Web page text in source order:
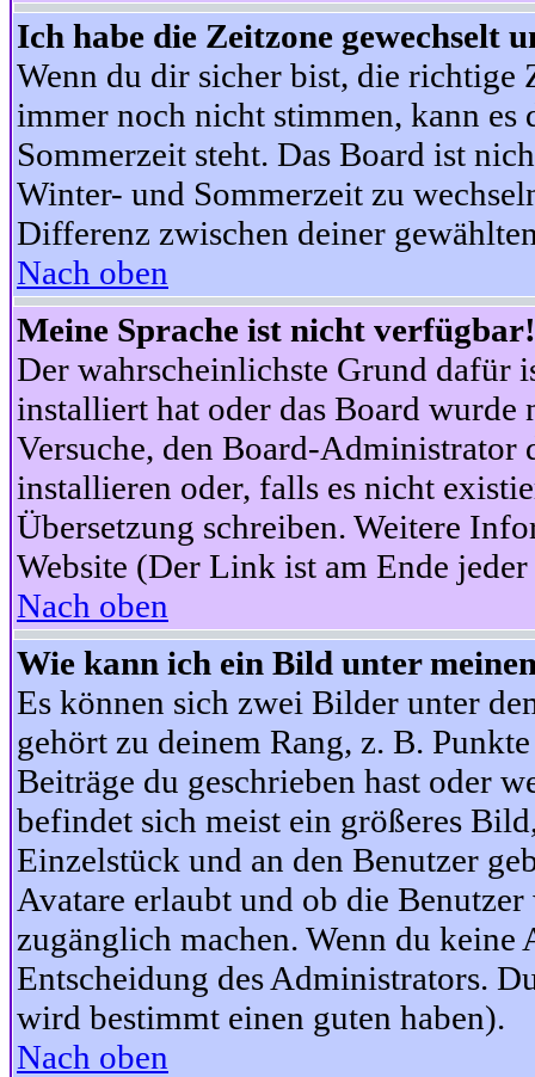
Ich habe die Zeitzone gewechselt
Wenn du dir sicher bist, die richtige
immer noch nicht stimmen, kann es
Sommerzeit steht. Das Board ist
Winter- und Sommerzeit zu
Differenz zwischen deiner
Nach oben
Meine Sprache ist nicht verfügbar!
Der wahrscheinlichste Grund dafür
installiert hat oder das Board wurde
Versuche, den Board-Administrator
installieren oder, falls es nicht
Übersetzung schreiben. Weitere
Website (Der Link ist am Ende jeder
Nach oben
Wie kann ich ein Bild unter
Es können sich zwei Bilder unter
gehört zu deinem Rang, z. B.
Beiträge du geschrieben hast oder
befindet sich meist ein größeres
Einzelstück und an den Benutzer
Avatare erlaubt und ob die
zugänglich machen. Wenn du keine
Entscheidung des Administrators.
wird bestimmt einen guten haben).
Nach oben